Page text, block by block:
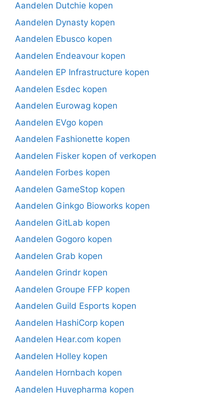
Aandelen Dutchie kopen
Aandelen Dynasty kopen
Aandelen Ebusco kopen
Aandelen Endeavour kopen
Aandelen EP Infrastructure kopen
Aandelen Esdec kopen
Aandelen Eurowag kopen
Aandelen EVgo kopen
Aandelen Fashionette kopen
Aandelen Fisker kopen of verkopen
Aandelen Forbes kopen
Aandelen GameStop kopen
Aandelen Ginkgo Bioworks kopen
Aandelen GitLab kopen
Aandelen Gogoro kopen
Aandelen Grab kopen
Aandelen Grindr kopen
Aandelen Groupe FFP kopen
Aandelen Guild Esports kopen
Aandelen HashiCorp kopen
Aandelen Hear.com kopen
Aandelen Holley kopen
Aandelen Hornbach kopen
Aandelen Huvepharma kopen